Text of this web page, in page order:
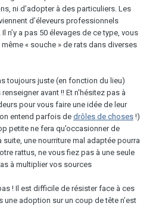
ni d’adopter à des particuliers. Les
d’éleveurs professionnels
n’y a pas 50 élevages de ce type, vous
« souche » de rats dans diverses
toujours juste (en fonction du lieu)
avant !! Et n'hésitez pas à
pour vous faire une idée de leur
entend parfois de drôles de choses !)
petite ne fera qu’occasionner de
suite, une nourriture mal adaptée pourra
rattus, ne vous fiez pas à une seule
à multiplier vos sources
! Il est difficile de résister face à ces
une adoption sur un coup de tête n’est